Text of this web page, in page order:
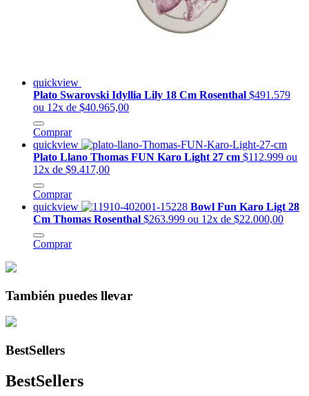
quickview
Plato Swarovski Idyllia Lily 18 Cm Rosenthal $491.579
ou 12x de $40.965,00
Comprar
quickview
Plato Llano Thomas FUN Karo Light 27 cm $112.999 ou
12x de $9.417,00
Comprar
quickview
Bowl Fun Karo Ligt 28
Cm Thomas Rosenthal $263.999 ou 12x de $22.000,00
Comprar
También puedes llevar
BestSellers
BestSellers